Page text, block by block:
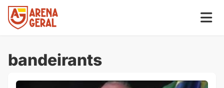
bandeirants